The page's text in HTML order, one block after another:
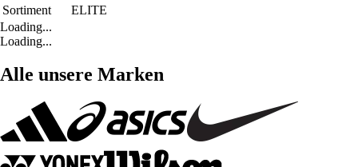
Sortiment
ELITE
Loading...
Loading...
Alle unsere Marken